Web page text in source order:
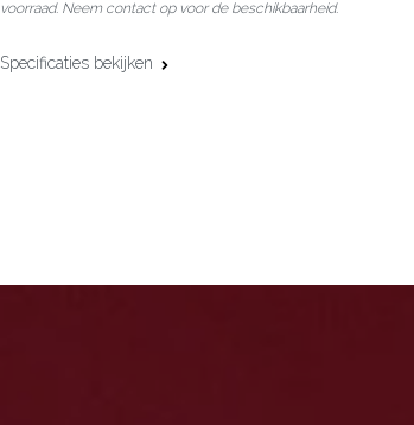
voorraad. Neem contact op voor de beschikbaarheid.
Specificaties bekijken